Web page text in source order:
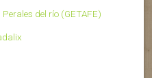
del río (GETAFE)